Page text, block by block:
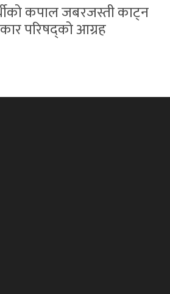
कपाल जबरजस्ती काट्न
परिषद्को आग्रह